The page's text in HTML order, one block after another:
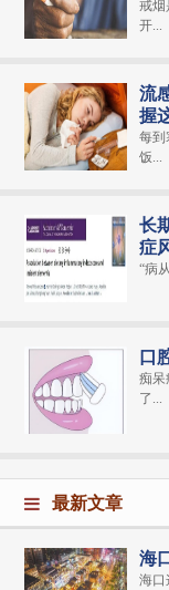
戒烟
开...
流
握
每到
饭...
长
症
“病
口
痴呆
了...
最新文章
海
海口